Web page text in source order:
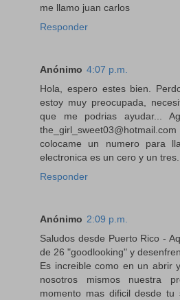
me llamo juan carlos
Responder
Anónimo 4:07 p.m.
Hola, espero estes bien.
estoy muy preocupada,
que me podrias ayudar...
colocame un numero para
electronica es un cero y un tres...
Responder
Anónimo 2:09 p.m.
Saludos desde Puerto Rico -
de 26 "goodlooking" y
Es increible como en un abrir
nosotros mismos nuestra
momento mas dificil desde